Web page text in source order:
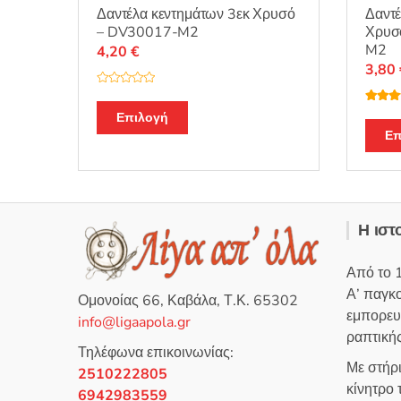
Δαντέλα κεντημάτων 3εκ Χρυσό
– DV30017-M2
α
ο
γ
η
μ
ε
0
α
π
5
4,20 €
Επιλογή
M2
θηκε
από 5
3,80
Ομονοίας 66, Καβάλα, Τ.Κ. 65302
info@ligaapola.gr
Τηλέφωνα επικοινωνίας:
2510222805
6942983559
Η
Από το
Α’
Με